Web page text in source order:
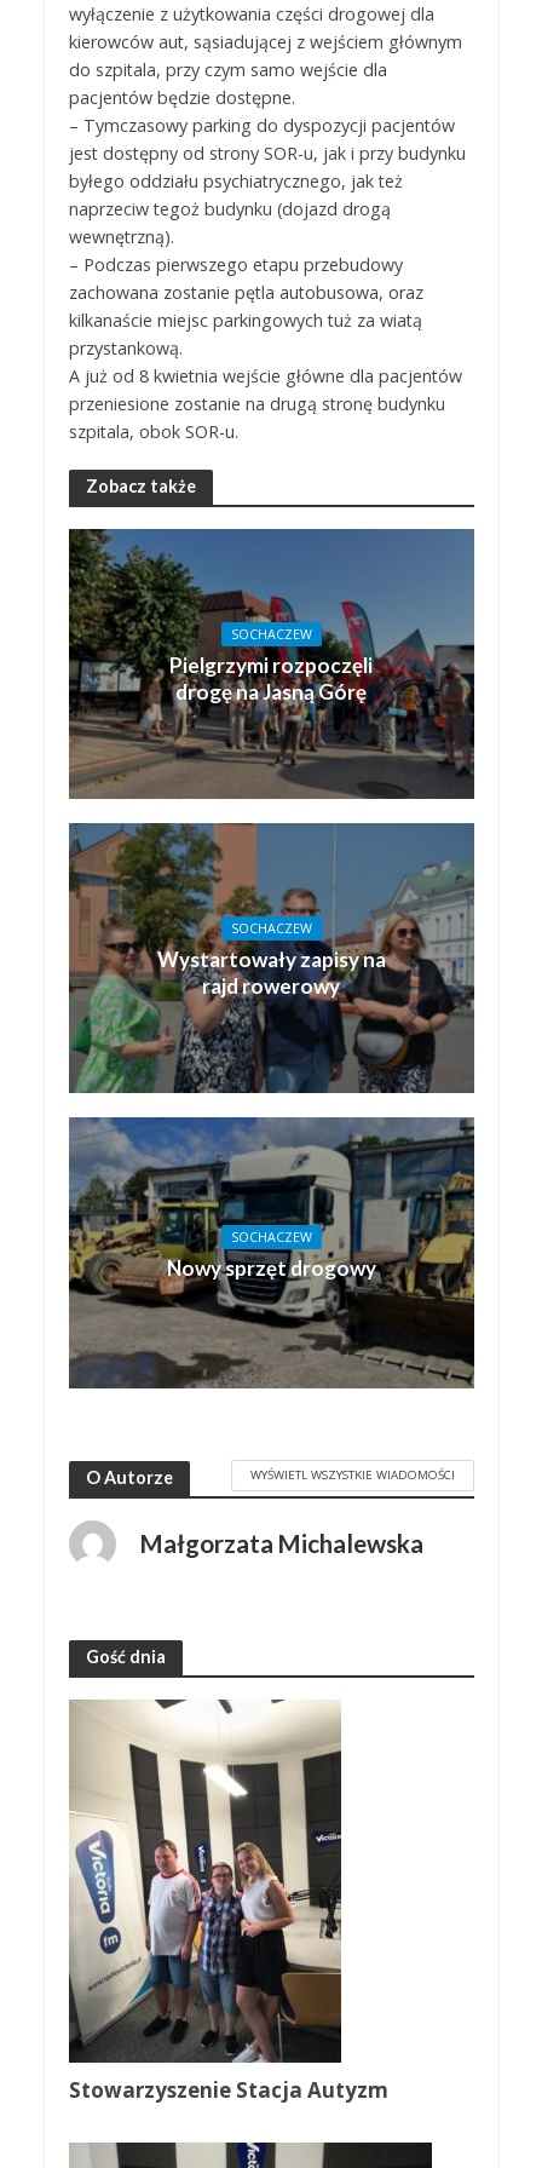
wyłączenie z użytkowania części drogowej dla
kierowców aut, sąsiadującej z wejściem głównym
do szpitala, przy czym samo wejście dla
pacjentów będzie dostępne.
– Tymczasowy parking do dyspozycji pacjentów
jest dostępny od strony SOR-u, jak i przy budynku
byłego oddziału psychiatrycznego, jak też
naprzeciw tegoż budynku (dojazd drogą
wewnętrzną).
– Podczas pierwszego etapu przebudowy
zachowana zostanie pętla autobusowa, oraz
kilkanaście miejsc parkingowych tuż za wiatą
przystankową.
A już od 8 kwietnia wejście główne dla pacjentów
przeniesione zostanie na drugą stronę budynku
szpitala, obok SOR-u.
Zobacz także
SOCHACZEW
Pielgrzymi rozpoczęli
drogę na Jasną Górę
SOCHACZEW
Wystartowały zapisy na
rajd rowerowy
SOCHACZEW
Nowy sprzęt drogowy
O Autorze WYŚWIETL WSZYSTKIE WIADOMOŚCI
Małgorzata Michalewska
Gość dnia
Stowarzyszenie Stacja Autyzm